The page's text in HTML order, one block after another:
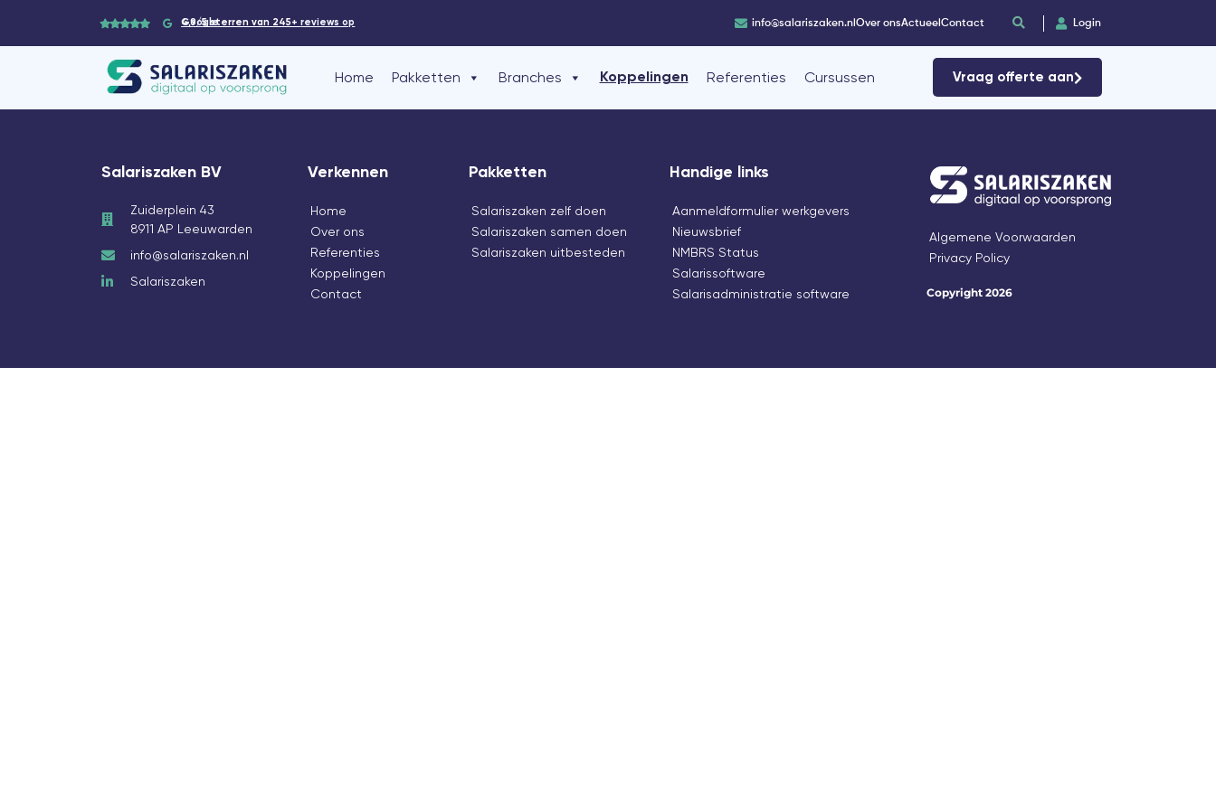
4,9/5 sterren van 245+
reviews op Google info@salariszaken.nlOver onsActueelContact Login
Home Pakketten Branches Koppelingen Referenties Cursussen Vraag offerte aan
Salariszaken BV
Zuiderplein 43
8911 AP Leeuwarden
info@salariszaken.nl
Salariszaken
Verkennen
Home
Over ons
Referenties
Koppelingen
Contact
Pakketten
Salariszaken zelf doen
Salariszaken samen doen
Salariszaken uitbesteden
Handige links
Aanmeldformulier werkgevers
Nieuwsbrief
NMBRS Status
Salarissoftware
Salarisadministratie software
Algemene Voorwaarden
Privacy Policy
Copyright 2026